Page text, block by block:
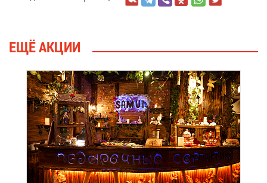
ЕЩЁ АК­ЦИИ